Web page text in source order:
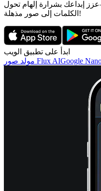
إبداعك بشرارة إلهام تحول
الكلمات إلى صور مذهلة!
ابدأ على تطبيق الويب
مولد صور Flux AIGoogle